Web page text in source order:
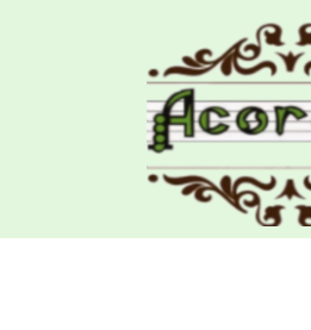
Productos